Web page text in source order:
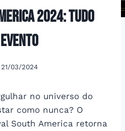
2024: Tudo
21/03/2024
no universo do
como nunca? O
South America retorna